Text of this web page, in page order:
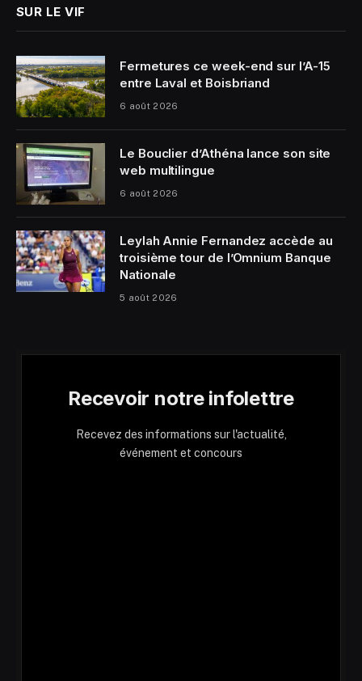
SUR LE VIF
Fermetures ce week-end sur l’A-15
entre Laval et Boisbriand
6 août 2026
Le Bouclier d’Athéna lance son site
web multilingue
6 août 2026
Leylah Annie Fernandez accède au
troisième tour de l’Omnium Banque
Nationale
5 août 2026
Recevoir notre infolettre
Recevez des informations sur l'actualité,
événement et concours